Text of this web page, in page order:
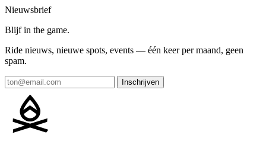
Nieuwsbrief
Blijf in the game.
Ride nieuws, nieuwe spots, events — één keer per maand, geen
spam.
Inschrijven